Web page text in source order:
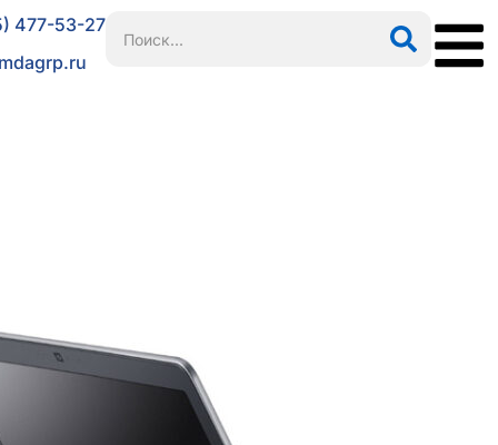
477-53-27